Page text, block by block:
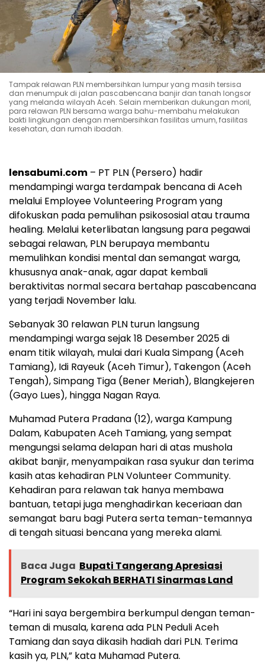
Tampak relawan PLN membersihkan lumpur yang masih tersisa
dan menumpuk di jalan pascabencana banjir dan tanah longsor
yang melanda wilayah Aceh. Selain memberikan dukungan moril,
para relawan PLN bersama warga bahu-membahu melakukan
bakti lingkungan dengan membersihkan fasilitas umum, fasilitas
kesehatan, dan rumah ibadah.
lensabumi.com – PT PLN (Persero) hadir
mendampingi warga terdampak bencana di Aceh
melalui Employee Volunteering Program yang
difokuskan pada pemulihan psikososial atau trauma
healing. Melalui keterlibatan langsung para pegawai
sebagai relawan, PLN berupaya membantu
memulihkan kondisi mental dan semangat warga,
khususnya anak-anak, agar dapat kembali
beraktivitas normal secara bertahap pascabencana
yang terjadi November lalu.
Sebanyak 30 relawan PLN turun langsung
mendampingi warga sejak 18 Desember 2025 di
enam titik wilayah, mulai dari Kuala Simpang (Aceh
Tamiang), Idi Rayeuk (Aceh Timur), Takengon (Aceh
Tengah), Simpang Tiga (Bener Meriah), Blangkejeren
(Gayo Lues), hingga Nagan Raya.
Muhamad Putera Pradana (12), warga Kampung
Dalam, Kabupaten Aceh Tamiang, yang sempat
mengungsi selama delapan hari di atas mushola
akibat banjir, menyampaikan rasa syukur dan terima
kasih atas kehadiran PLN Volunteer Community.
Kehadiran para relawan tak hanya membawa
bantuan, tetapi juga menghadirkan keceriaan dan
semangat baru bagi Putera serta teman-temannya
di tengah situasi bencana yang mereka alami.
Baca Juga Bupati Tangerang Apresiasi
Program Sekokah BERHATI Sinarmas Land
“Hari ini saya bergembira berkumpul dengan teman-
teman di musala, karena ada PLN Peduli Aceh
Tamiang dan saya dikasih hadiah dari PLN. Terima
kasih ya, PLN,” kata Muhamad Putera.